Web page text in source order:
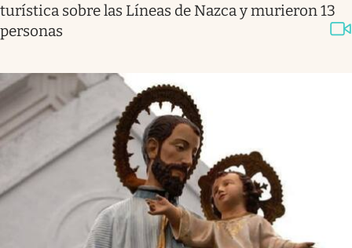
turística sobre las Líneas de Nazca y murieron 13
personas